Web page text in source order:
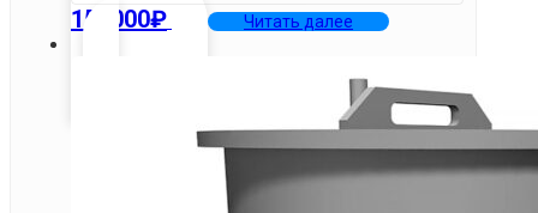
150000₽ Читать далее